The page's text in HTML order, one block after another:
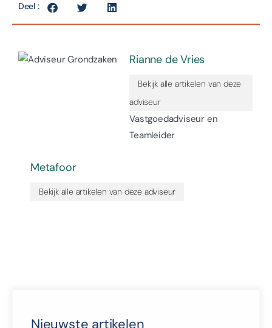
Deel :
Rianne de Vries
Bekijk alle artikelen van deze
adviseur
Vastgoedadviseur en
Teamleider
Metafoor
Bekijk alle artikelen van deze adviseur
Nieuwste artikelen